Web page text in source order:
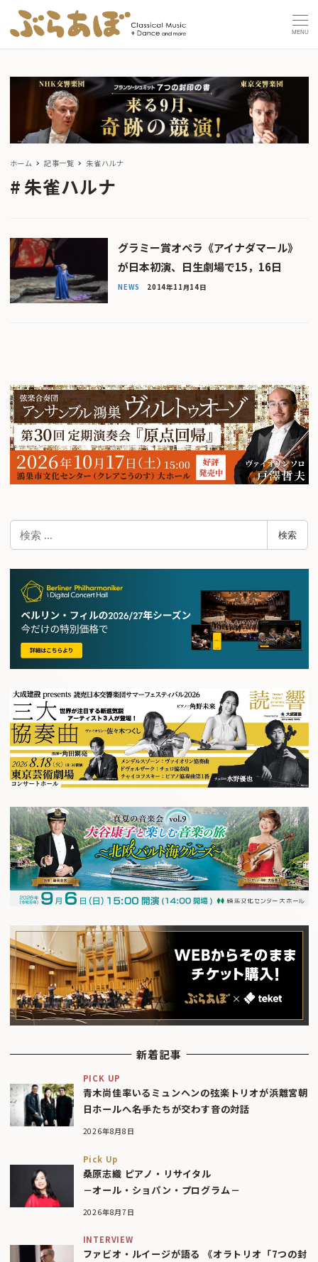
MENU
ホーム 記事一覧 朱雀ハルナ
朱雀ハルナ
グラミー賞オペラ《アイナダマール》
が日本初演、日生劇場で15，16日
NEWS 2014年11月14日
検
索
検索
新着記事
PICK UP
青木尚佳率いるミュンヘンの弦楽トリオが浜離宮朝
日ホールへ――名手たちが交わす音の対話
2026年8月8日
Pick Up
桑原志織 ピアノ・リサイタル
－オール・ショパン・プログラム－
2026年8月7日
INTERVIEW
ファビオ・ルイージが語る 《オラトリオ「7つの封